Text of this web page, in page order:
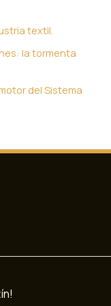
textil.
la tormenta
del Sistema